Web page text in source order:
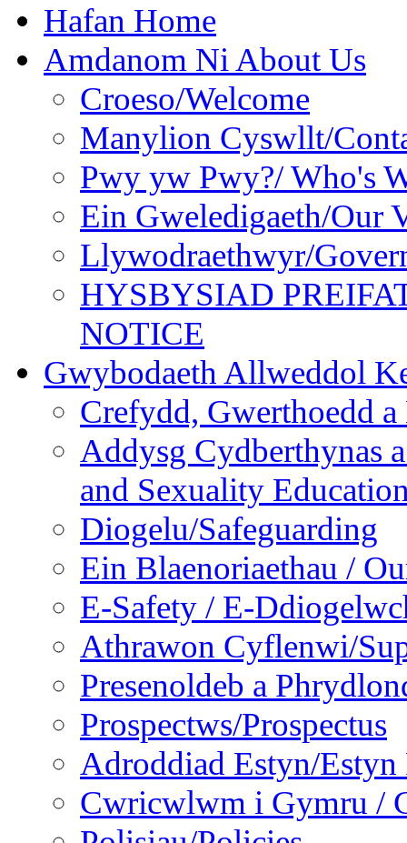
Hafan Home
Amdanom Ni About Us
Croeso/Welcome
Manylion Cyswllt/
Pwy yw Pwy?/ Who's
Ein Gweledigaeth/Our
Llywodraethwyr/
HYSBYSIAD
NOTICE
Gwybodaeth Allweddol
Crefydd, Gwerthoedd
Addysg Cydberthynas
and Sexuality
Diogelu/Safeguarding
Ein Blaenoriaethau /
E-Safety / E-
Athrawon Cyflenwi/
Presenoldeb a
Prospectws/Prospectus
Adroddiad Estyn/Estyn
Cwricwlwm i Gymru /